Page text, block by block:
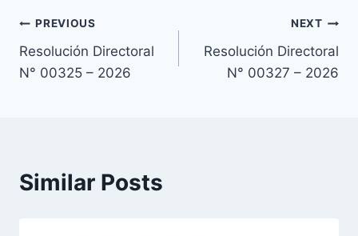
Navegación
de
PREVIOUS
Resolución Directoral
N° 00325 – 2026
NEXT
Resolución Directoral
N° 00327 – 2026
Similar Posts